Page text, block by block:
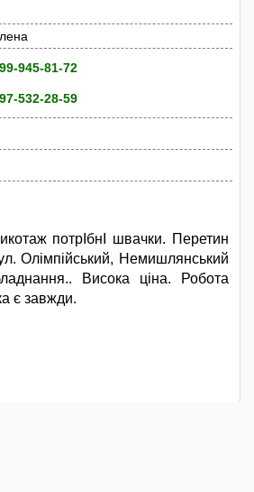
945-81-72
532-28-59
потрІбнІ швачки. Перетин
Олімпійський, Немишлянський
Висока ціна. Робота
є завжди.